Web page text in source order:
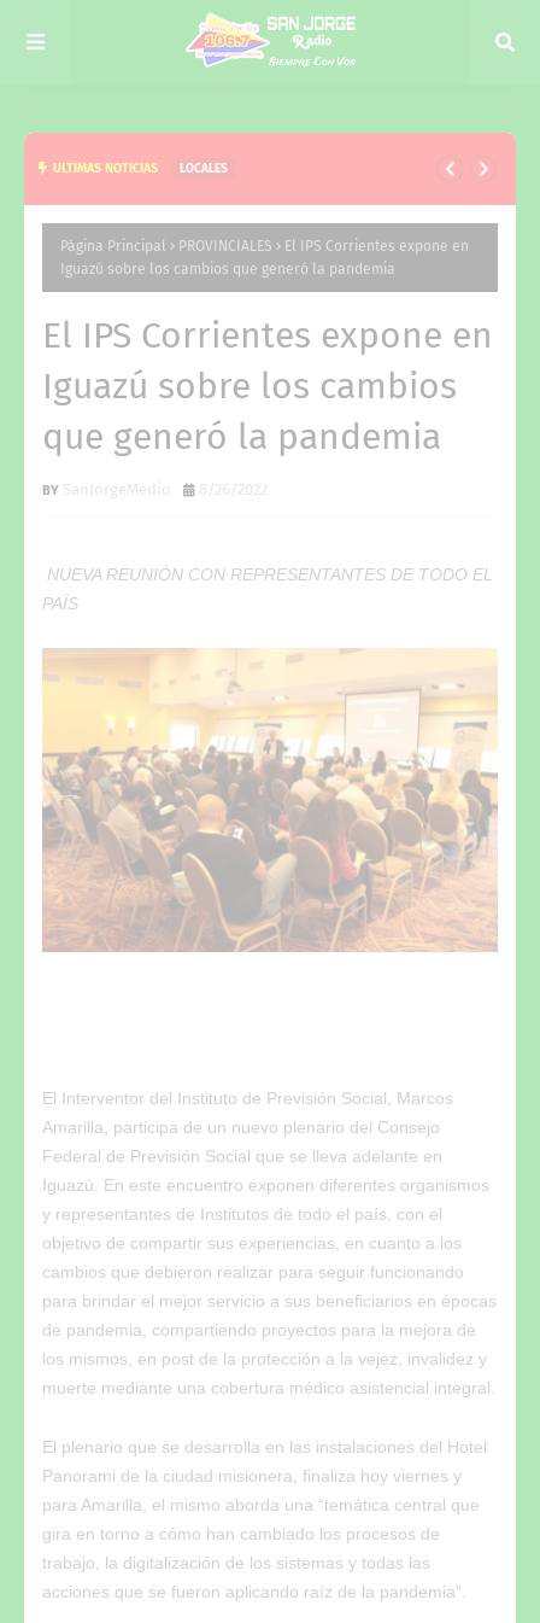
ULTIMAS NOTICIAS LOCALES
UNA RONDA Y MATEADA DE LACTANCIA EN EL
MARCO DE LA SEMANA MUNDIAL DE LA LACTANCIA
Página Principal PROVINCIALES
El IPS Corrientes expone en
Iguazú sobre los cambios que generó la pandemia
El IPS Corrientes expone en
Iguazú sobre los cambios
que generó la pandemia
SanJorgeMedio 8/26/2022
NUEVA REUNIÓN CON REPRESENTANTES DE TODO EL
PAÍS
El Interventor del Instituto de Previsión Social, Marcos
Amarilla, participa de un nuevo plenario del Consejo
Federal de Previsión Social que se lleva adelante en
Iguazú. En este encuentro exponen diferentes organismos
y representantes de Institutos de todo el país, con el
objetivo de compartir sus experiencias, en cuanto a los
cambios que debieron realizar para seguir funcionando
para brindar el mejor servicio a sus beneficiarios en épocas
de pandemia, compartiendo proyectos para la mejora de
los mismos, en post de la protección a la vejez, invalidez y
muerte mediante una cobertura médico asistencial integral.
El plenario que se desarrolla en las instalaciones del Hotel
Panorami de la ciudad misionera, finaliza hoy viernes y
para Amarilla, el mismo aborda una “temática central que
gira en torno a cómo han cambiado los procesos de
trabajo, la digitalización de los sistemas y todas las
acciones que se fueron aplicando raíz de la pandemia”.